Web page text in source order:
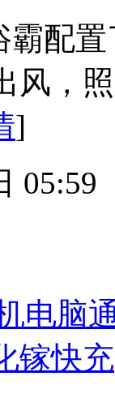
霸配
风，
]
05:59